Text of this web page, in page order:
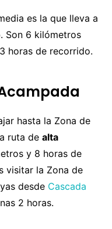
es la que lleva a
. Son 6 kilómetros
horas de recorrido.
hasta la Zona de
ruta de alta
y 8 horas de
visitar la Zona de
desde Cascada
2 horas.